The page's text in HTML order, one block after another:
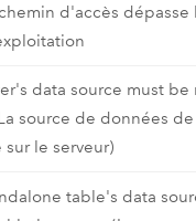
d'accès dépasse
data source must
source de données
le serveur)
table's data